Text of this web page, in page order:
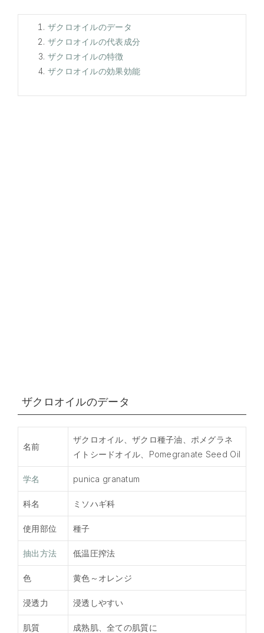
ザクロオイルのデータ
ザクロオイルの代表成分
ザクロオイルの特徴
ザクロオイルの効果効能
ザクロオイルのデータ
名前
ザクロオイル、ザクロ種子油、ポメグラネ
イトシードオイル、Pomegranate Seed Oil
学名 punica granatum
科名 ミソハギ科
使用部位 種子
抽出方法 低温圧搾法
色 黄色～オレンジ
浸透力 浸透しやすい
肌質 成熟肌、全ての肌質に